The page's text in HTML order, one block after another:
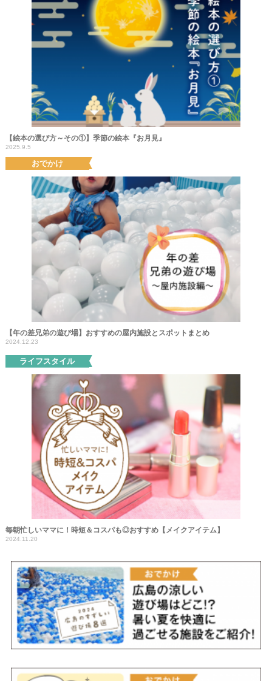
【絵本の選び方～その①】季節の絵本『お月見』
2025.9.5
おでかけ
【年の差兄弟の遊び場】おすすめの屋内施設とスポットまとめ
2024.12.23
ライフスタイル
毎朝忙しいママに！時短＆コスパも◎おすすめ【メイクアイテム】
2024.11.20